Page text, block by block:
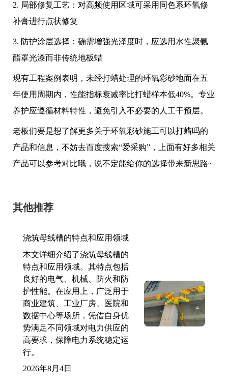
2. 局部修复工艺：对高频使用区域可采用同色系环氧修
补膏进行点状修复
3. 防护涂层选择：确需增强光泽度时，应选用水性聚氨
酯罩光漆而非传统地板蜡
现有工程案例表明，未经打蜡处理的环氧彩砂地面在五
年使用周期内，性能指标衰减率比打蜡样本低40%。专业
养护应遵循材料特性，避免引入不必要的人工干预层。
老板们要是想了解更多关于环氧彩砂施工可以打蜡吗的
产品和信息，不妨去百度搜索“爱采购”，上面有好多相关
产品可以参考对比哦，说不定能给你的选择带来新思路~
其他推荐
浇筑母线槽的特点和应用领域
本文详细介绍了浇筑母线槽的
特点和应用领域。其特点包括
良好的电气、机械、防火和防
护性能。在应用上，广泛用于
商业建筑、工业厂房、医院和
数据中心等场所，凭借自身优
势满足不同领域对电力供应的
高要求，保障电力系统稳定运
行。
2026年8月4日